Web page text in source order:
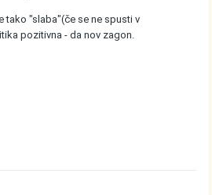
tako "slaba"(če se ne spusti v
pozitivna - da nov zagon.